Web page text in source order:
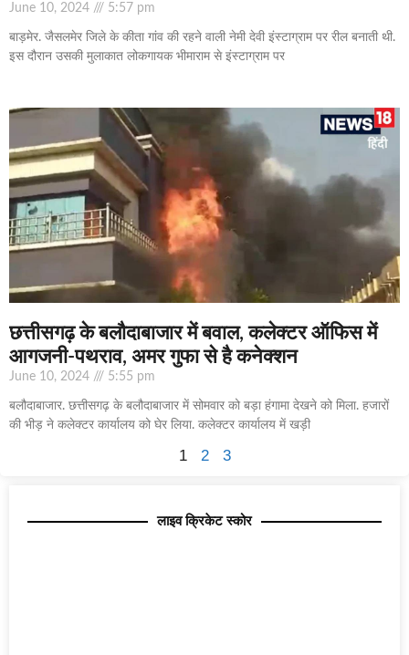
June 10, 2024 5:57 pm
बाड़मेर. जैसलमेर जिले के कीता गांव की रहने वाली नेमी देवी इंस्टाग्राम पर रील बनाती थी.
इस दौरान उसकी मुलाकात लोकगायक भीमाराम से इंस्टाग्राम पर
छत्तीसगढ़ के बलौदाबाजार में बवाल, कलेक्टर ऑफिस में
आगजनी-पथराव, अमर गुफा से है कनेक्शन
June 10, 2024 5:55 pm
बलौदाबाजार. छत्तीसगढ़ के बलौदाबाजार में सोमवार को बड़ा हंगामा देखने को मिला. हजारों
की भीड़ ने कलेक्टर कार्यालय को घेर लिया. कलेक्टर कार्यालय में खड़ी
1 2 3
लाइव क्रिकेट स्कोर